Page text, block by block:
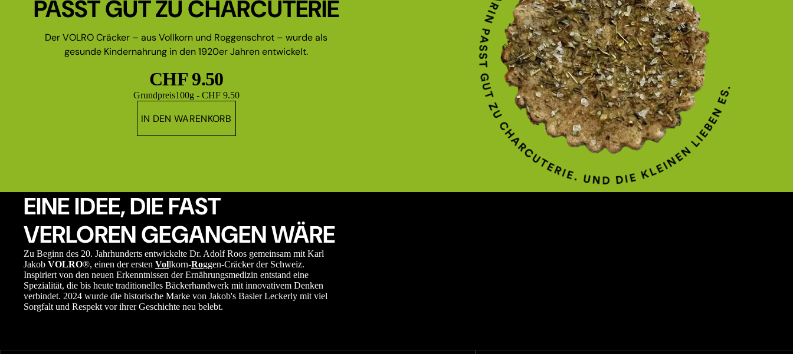
PASST GUT ZU CHARCUTERIE
Der VOLRO Cräcker – aus Vollkorn und Roggenschrot – wurde als
gesunde Kindernahrung in den 1920er Jahren entwickelt.
CHF 9.50
Grundpreis100g - CHF 9.50
IN DEN WARENKORB
EINE IDEE, DIE FAST
VERLOREN GEGANGEN WÄRE
Zu Beginn des 20. Jahrhunderts entwickelte Dr. Adolf Roos gemeinsam mit Karl
Jakob VOLRO®, einen der ersten Vollkorn-Roggen-Cräcker der Schweiz.
Inspiriert von den neuen Erkenntnissen der Ernährungsmedizin entstand eine
Spezialität, die bis heute traditionelles Bäckerhandwerk mit innovativem Denken
verbindet. 2024 wurde die historische Marke von Jakob's Basler Leckerly mit viel
Sorgfalt und Respekt vor ihrer Geschichte neu belebt.